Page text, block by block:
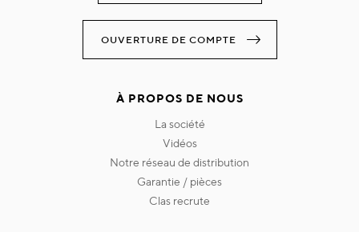
OUVERTURE DE COMPTE
À PROPOS DE NOUS
la société
vidéos
notre réseau de distribution
garantie / pièces
clas recrute